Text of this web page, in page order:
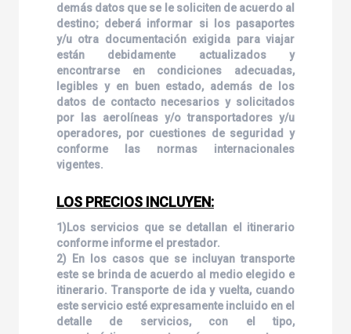
demás datos que se le soliciten de acuerdo al
destino; deberá informar si los pasaportes
y/u otra documentación exigida para viajar
están debidamente actualizados y
encontrarse en condiciones adecuadas,
legibles y en buen estado, además de los
datos de contacto necesarios y solicitados
por las aerolíneas y/o transportadores y/u
operadores, por cuestiones de seguridad y
conforme las normas internacionales
vigentes.
LOS PRECIOS INCLUYEN:
1)Los servicios que se detallan el itinerario
conforme informe el prestador.
2) En los casos que se incluyan transporte
este se brinda de acuerdo al medio elegido e
itinerario. Transporte de ida y vuelta, cuando
este servicio esté expresamente incluido en el
detalle de servicios, con el tipo,